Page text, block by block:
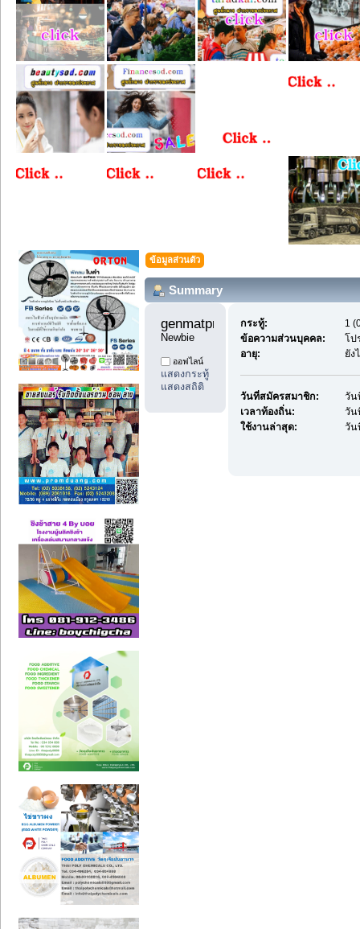
ข้อมูลส่วนตัว
Summary
genmatproduct
Newbie
ออฟไลน์
แสดงกระทู้
แสดงสถิติ
กระทู้:
1
ข้อความส่วนบุคคล:
โป
อายุ:
ยัง
วันที่สมัครสมาชิก:
วัน
เวลาท้องถิ่น:
วัน
ใช้งานล่าสุด:
วัน